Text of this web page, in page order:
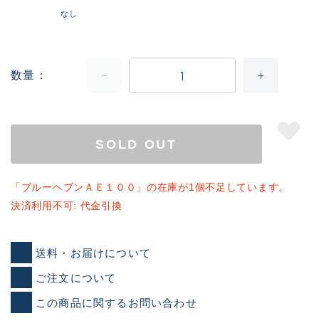
なし
数量
SOLD OUT
「ブルーヘブンＡＥ１００」の在庫が1個不足しています。
決済利用不可: 代金引換
送料・お届けについて
ご注文について
この商品に関するお問い合わせ